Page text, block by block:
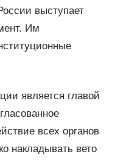
выступает
Им
является главой
всех органов
накладывать вето